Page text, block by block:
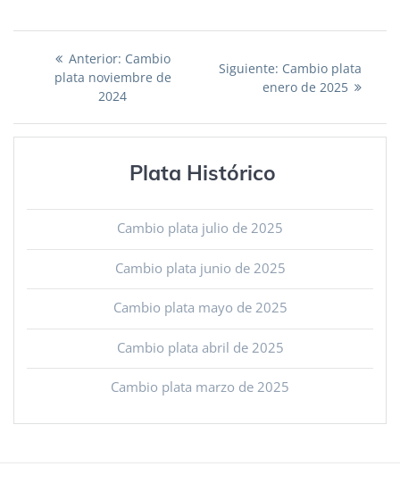
Navegación
de
Anterior: Anterior:
Cambio
plata noviembre de
2024
Siguiente: Siguiente:
Cambio plata
enero de 2025
Plata Histórico
Cambio plata julio de 2025
Cambio plata junio de 2025
Cambio plata mayo de 2025
Cambio plata abril de 2025
Cambio plata marzo de 2025